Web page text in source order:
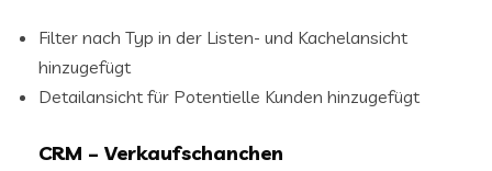
Filter nach Typ in der Listen- und Kachelansicht
hinzugefügt
Detailansicht für Potentielle Kunden hinzugefügt
CRM – Verkaufschanchen